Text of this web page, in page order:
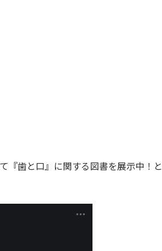
歯と口』に関する図書を展示中！と